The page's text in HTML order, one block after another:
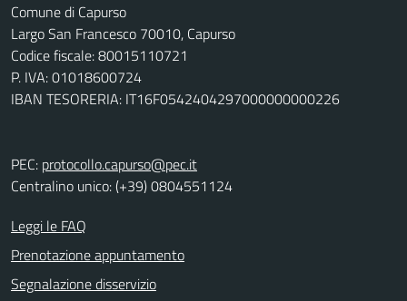
Comune di Capurso
Largo San Francesco 70010, Capurso
Codice fiscale: 80015110721
P. IVA: 01018600724
IBAN TESORERIA: IT16F0542404297000000000226
PEC: protocollo.capurso@pec.it
Centralino unico: (+39) 0804551124
Leggi le FAQ
Prenotazione appuntamento
Segnalazione disservizio